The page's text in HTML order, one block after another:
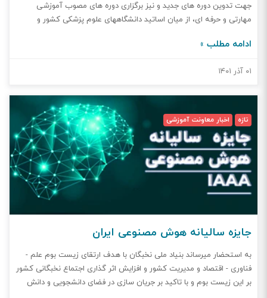
جهت تدوین دوره های جدید و نیز برگزاری دوره های مصوب آموزشی
مهارتی و حرفه ای، از میان اساتید دانشگاههای علوم پزشکی کشور و
نماید. علاقمندان ضمن مشاهده دوره های آموزشی مهارتی و حرفه ای
ادامه مطلب »
۰۱ آذر ۱۴۰۱
تازه اخبار معاونت آموزشی
جایزه سالیانه هوش مصنوعی ایران
به استحضار میرساند بنیاد ملی نخبگان با هدف ارتقای زیست بوم علم -
فناوری - اقتصاد و مدیریت کشور و افزایش اثر گذاری اجتماع نخبگانی کشور
بر این زیست بوم و با تاکید بر جریان سازی در فضای دانشجویی و دانش